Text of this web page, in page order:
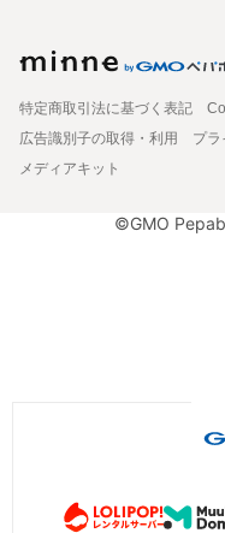
特定商取引法に基づく表記
広告識別子の取得・利用
プラ
メディアキット
©GMO